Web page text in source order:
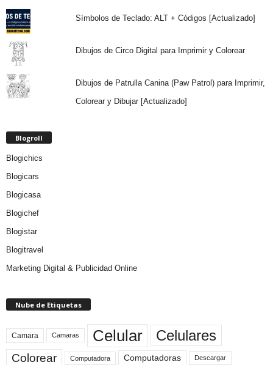
Símbolos de Teclado: ALT + Códigos [Actualizado]
Dibujos de Circo Digital para Imprimir y Colorear
Dibujos de Patrulla Canina (Paw Patrol) para Imprimir,
Colorear y Dibujar [Actualizado]
Blogroll
Blogichics
Blogicars
Blogicasa
Blogichef
Blogistar
Blogitravel
Marketing Digital & Publicidad Online
Nube de Etiquetas
Camara Camaras Celular Celulares
Colorear Computadora Computadoras Descargar